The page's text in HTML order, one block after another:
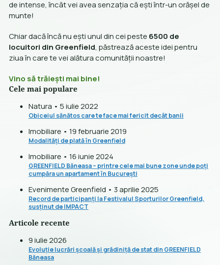
de intense, încât vei avea senzația că ești într-un orășel de
munte!
Chiar dacă încă nu ești unul din cei peste 6500 de
locuitori din Greenfield, păstrează aceste idei pentru
ziua în care te vei alătura comunității noastre!
Vino să trăiești mai bine!
Cele mai populare
Natura • 5 iulie 2022
Obiceiul sănătos care te face mai fericit decât banii
Imobiliare • 19 februarie 2019
Modalități de plată în Greenfield
Imobiliare • 16 iunie 2024
GREENFIELD Băneasa – printre cele mai bune zone unde poți
cumpăra un apartament în București
Evenimente Greenfield • 3 aprilie 2025
Record de participanți la Festivalul Sporturilor Greenfield,
susținut de IMPACT
Articole recente
9 iulie 2026
Evoluție lucrări școală și grădiniță de stat din GREENFIELD
Băneasa